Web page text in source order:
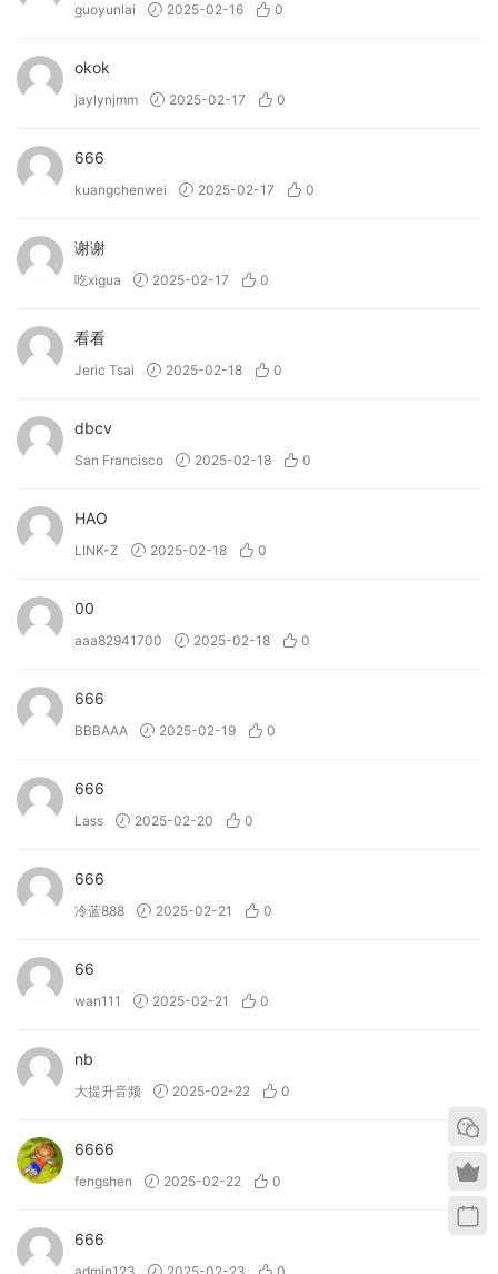
guoyunlai 2025-02-16 0
okok
jaylynjmm 2025-02-17 0
666
kuangchenwei 2025-02-17 0
谢谢
吃xigua 2025-02-17 0
看看
Jeric Tsai 2025-02-18 0
dbcv
San Francisco 2025-02-18 0
HAO
LINK-Z 2025-02-18 0
00
aaa82941700 2025-02-18 0
666
BBBAAA 2025-02-19 0
666
Lass 2025-02-20 0
666
冷蓝888 2025-02-21 0
66
wan111 2025-02-21 0
nb
大提升音频 2025-02-22 0
6666
fengshen 2025-02-22 0
666